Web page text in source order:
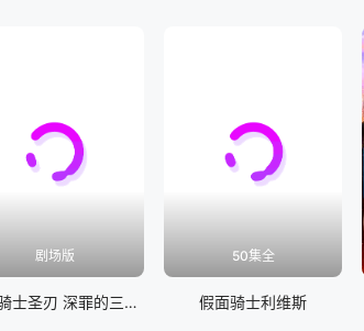
剧场版
假面骑士圣刃 深罪的三重奏
50集全
假面骑士利维斯